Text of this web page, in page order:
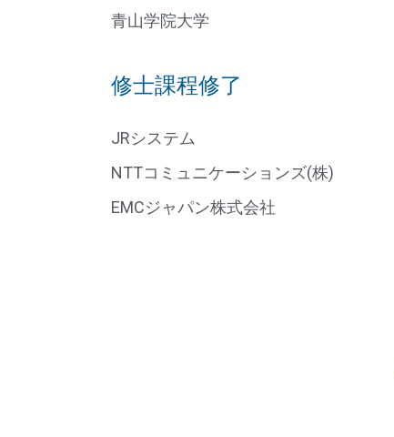
青山学院大学
修士課程修了
JRシステム
NTTコミュニケーションズ(株)
EMCジャパン株式会社